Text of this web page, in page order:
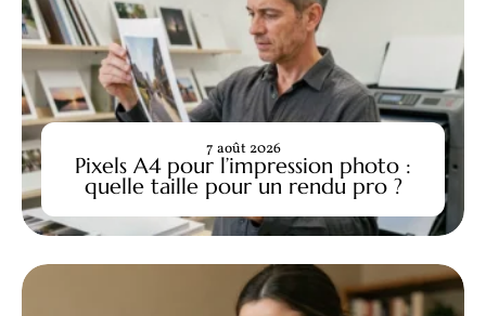
Pixels A4 pour l’impression photo :
quelle taille pour un rendu pro ?
7 août 2026